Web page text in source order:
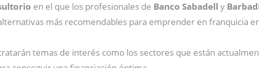
en el que los profesionales de Banco Sabadell y
más recomendables para emprender en franquicia
temas de interés como los sectores que están